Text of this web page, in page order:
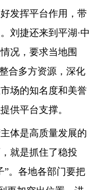
发挥平台作用，带
刘捷还来到平湖·中
况，要求当地围
合多方资源，深化
场的知名度和美誉
供平台支撑。
体是高质量发展的
就是抓住了稳投
”。各地各部门要把